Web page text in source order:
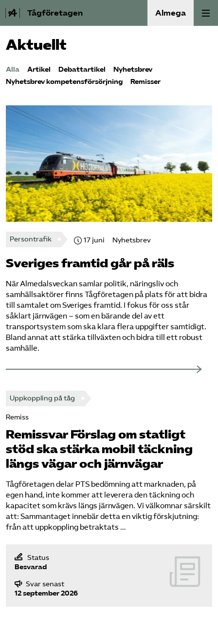
Tågföretagen Almega
Aktuellt
Reformagenda för järnvägen
Aktiviteter
Om oss
Kontakt
Mina sidor (almega.se)
Bli medlem
Logga in på Arbetsgivarguiden
Sök på tagforetagen.se
Aktuellt
Alla Artikel Debattartikel
Nyhetsbrev
Nyhetsbrev kompetensförsörjning
Remisser
Persontrafik 17 juni Nyhetsbrev
Sveriges framtid går på räls
När Almedalsveckan samlar politik, näringsliv och
samhällsaktörer finns Tågföretagen på plats för att bidra
till samtalet om Sveriges framtid. I fokus för oss står
såklart järnvägen – som en bärande del av ett
transportsystem som ska klara flera uppgifter samtidigt.
Bland annat att stärka tillväxten och bidra till ett robust
samhälle.
Uppkoppling på tåg
Remiss
Remissvar Förslag om statligt
stöd ska stärka mobil täckning
längs vägar och järnvägar
Tågföretagen delar PTS bedömning att marknaden, på
egen hand, inte kommer att leverera den täckning och
kapacitet som krävs längs järnvägen. Vi välkomnar särskilt
att: Sammantaget innebär detta en viktig förskjutning:
från att uppkoppling betraktats …
Status
Besvarad
Svar senast
12 september 2026